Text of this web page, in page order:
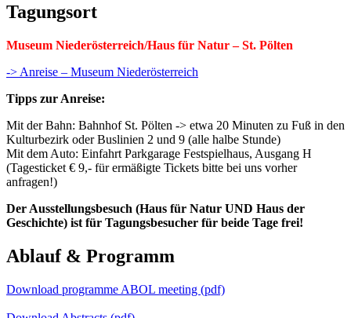
Tagungsort
Museum Niederösterreich/Haus für Natur – St. Pölten
-> Anreise – Museum Niederösterreich
Tipps zur Anreise:
Mit der Bahn: Bahnhof St. Pölten -> etwa 20 Minuten zu Fuß in den
Kulturbezirk oder Buslinien 2 und 9 (alle halbe Stunde)
Mit dem Auto: Einfahrt Parkgarage Festspielhaus, Ausgang H
(Tagesticket € 9,- für ermäßigte Tickets bitte bei uns vorher
anfragen!)
Der Ausstellungsbesuch (Haus für Natur UND Haus der
Geschichte) ist für Tagungsbesucher für beide Tage frei!
Ablauf & Programm
Download programme ABOL meeting (pdf)